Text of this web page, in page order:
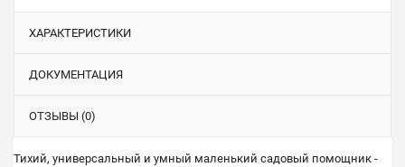
ХАРАКТЕРИСТИКИ
ДОКУМЕНТАЦИЯ
ОТЗЫВЫ (0)
Тихий, универсальный и умный маленький садовый помощник -